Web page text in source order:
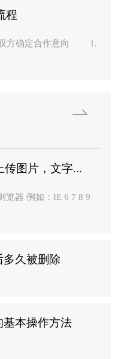
程
方确定合作意向 1.
传图片，文字...
器 例如：IE 6 7 8 9
多久被删除
本操作方法